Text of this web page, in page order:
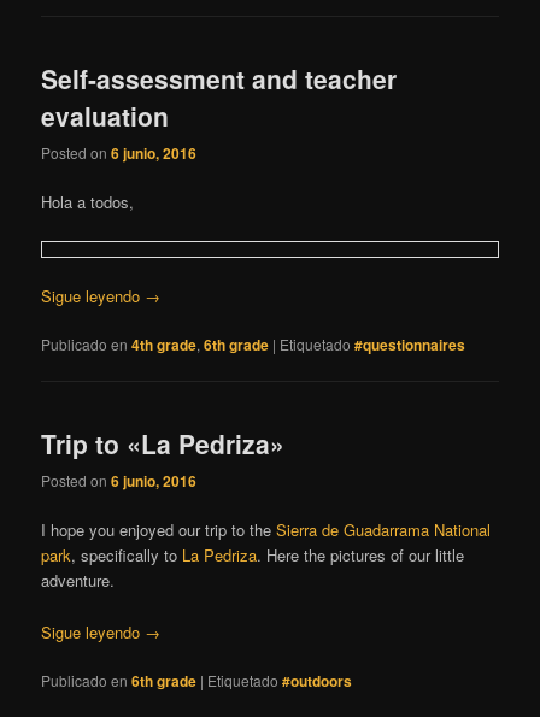
Self-assessment and teacher
evaluation
Posted on6 junio, 2016
Hola a todos,
Sigue leyendo →
Publicado en 4th grade,6th grade | Etiquetado #questionnaires
Trip to «La Pedriza»
Posted on6 junio, 2016
I hope you enjoyed our trip to theSierra de Guadarrama National
park, specifically to La Pedriza. Here the pictures of our little
adventure.
Sigue leyendo →
Publicado en 6th grade | Etiquetado #outdoors